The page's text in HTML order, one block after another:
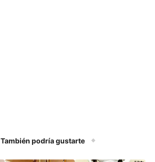
También podría gustarte